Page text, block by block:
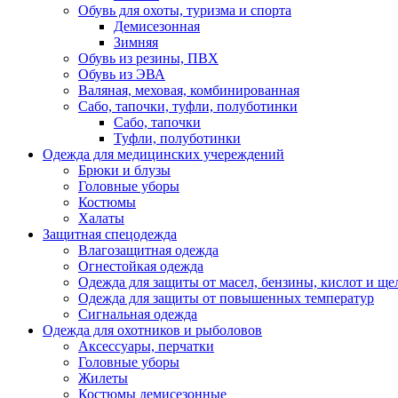
Обувь для охоты, туризма и спорта
Демисезонная
Зимняя
Обувь из резины, ПВХ
Обувь из ЭВА
Валяная, меховая, комбинированная
Сабо, тапочки, туфли, полуботинки
Сабо, тапочки
Туфли, полуботинки
Одежда для медицинских учереждений
Брюки и блузы
Головные уборы
Костюмы
Халаты
Защитная спецодежда
Влагозащитная одежда
Огнестойкая одежда
Одежда для защиты от масел, бензины, кислот и
Одежда для защиты от повышенных температур
Сигнальная одежда
Одежда для охотников и рыболовов
Аксессуары, перчатки
Головные уборы
Жилеты
Костюмы демисезонные